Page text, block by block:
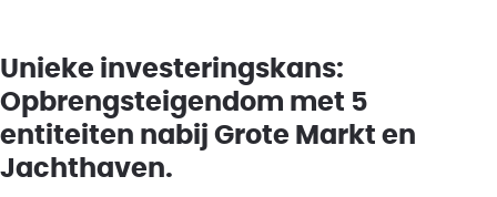
Unieke investeringskans:
Opbrengsteigendom met 5
entiteiten nabij Grote Markt en
Jachthaven.